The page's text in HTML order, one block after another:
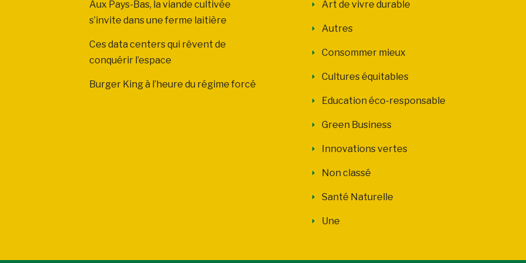
Aux Pays-Bas, la viande cultivée
s’invite dans une ferme laitière
Ces data centers qui rêvent de
conquérir l’espace
Burger King à l’heure du régime forcé
Art de vivre durable
Autres
Consommer mieux
Cultures équitables
Education éco-responsable
Green Business
Innovations vertes
Non classé
Santé Naturelle
Une